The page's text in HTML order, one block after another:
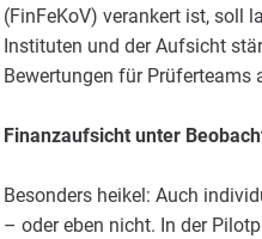
(FinFeKoV) verankert ist, soll
Instituten und der Aufsicht
Bewertungen für Prüferteams
Finanzaufsicht unter
Besonders heikel: Auch
– oder eben nicht. In der